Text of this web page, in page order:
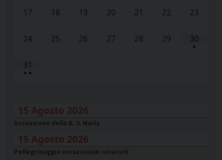
17 18 19 20 21 22 23
24 25 26 27 28 29 30
•
31
• •
15 Agosto 2026
Assunzione della B. V. Maria
15 Agosto 2026
Pellegrinaggio vocazionale: vicariati